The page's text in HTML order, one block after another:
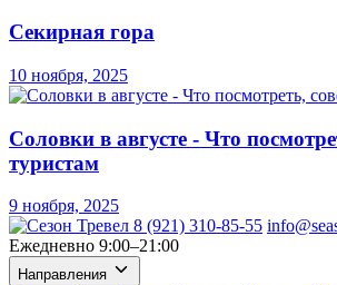
Секирная гора
10 ноября, 2025
Соловки в августе - Что
туристам
9 ноября, 2025
8 (921) 310-85-55
Ежедневно 9:00–21:00
Направления